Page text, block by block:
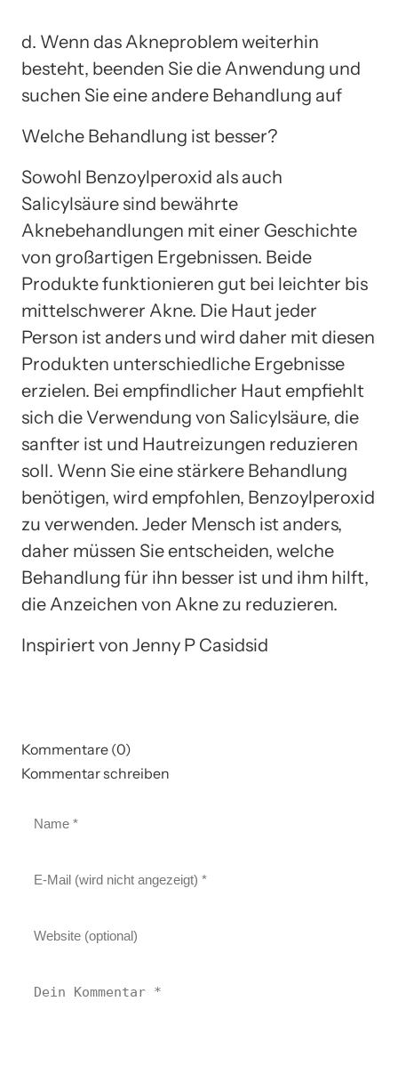
d. Wenn das Akneproblem weiterhin
besteht, beenden Sie die Anwendung und
suchen Sie eine andere Behandlung auf
Welche Behandlung ist besser?
Sowohl Benzoylperoxid als auch
Salicylsäure sind bewährte
Aknebehandlungen mit einer Geschichte
von großartigen Ergebnissen. Beide
Produkte funktionieren gut bei leichter bis
mittelschwerer Akne. Die Haut jeder
Person ist anders und wird daher mit diesen
Produkten unterschiedliche Ergebnisse
erzielen. Bei empfindlicher Haut empfiehlt
sich die Verwendung von Salicylsäure, die
sanfter ist und Hautreizungen reduzieren
soll. Wenn Sie eine stärkere Behandlung
benötigen, wird empfohlen, Benzoylperoxid
zu verwenden. Jeder Mensch ist anders,
daher müssen Sie entscheiden, welche
Behandlung für ihn besser ist und ihm hilft,
die Anzeichen von Akne zu reduzieren.
Inspiriert von Jenny P Casidsid
Kommentare (0)
Kommentar schreiben